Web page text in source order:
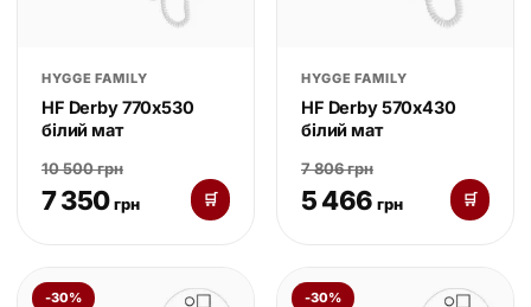
HYGGE FAMILY
HF Derby 770х530
білий мат
10 500 грн
7 350 грн 🛒
HYGGE FAMILY
HF Derby 570х430
білий мат
7 806 грн
5 466 грн 🛒
-30%
-30%